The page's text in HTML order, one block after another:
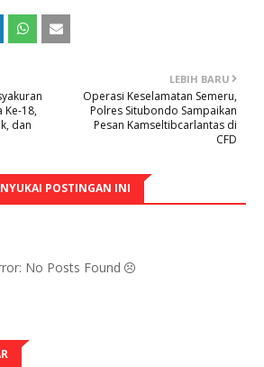
LEBIH BARU
Operasi Keselamatan Semeru,
Polres Situbondo Sampaikan
Pesan Kamseltibcarlantas di
CFD
Ke-18,
dan
POSTINGAN INI
No Posts Found